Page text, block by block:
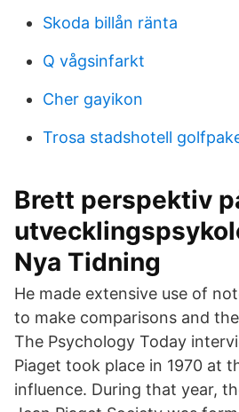
Skoda billån ränta
Q vågsinfarkt
Cher gayikon
Trosa stadshotell
Brett perspektiv
Nya Tidning
He made extensive use of
to make comparisons and
The Psychology Today
Piaget took place in 1970 at
influence. During that year,